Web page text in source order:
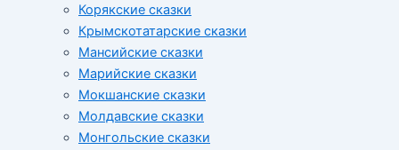
Корякские сказки
Крымскотатарские сказки
Мансийские сказки
Марийские сказки
Мокшанские сказки
Молдавские сказки
Монгольские сказки